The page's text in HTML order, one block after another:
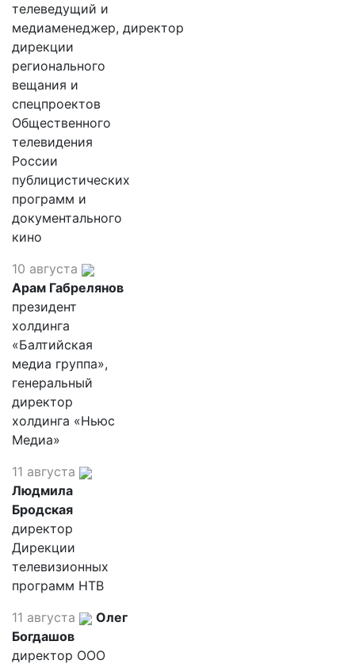
телеведущий и
медиаменеджер, директор
дирекции
регионального
вещания и
спецпроектов
Общественного
телевидения
России
публицистических
программ и
документального
кино
10 августа
Арам Габрелянов
президент
холдинга
«Балтийская
медиа группа»,
генеральный
директор
холдинга «Ньюс
Медиа»
11 августа
Людмила
Бродская
директор
Дирекции
телевизионных
программ НТВ
11 августа
Олег
Богдашов
директор ООО